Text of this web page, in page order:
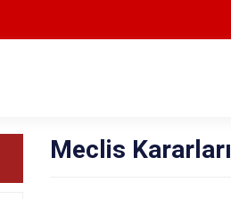
Meclis Kararları